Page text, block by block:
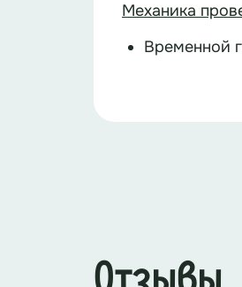
Механика
Временной
Как это
«Баг речи»